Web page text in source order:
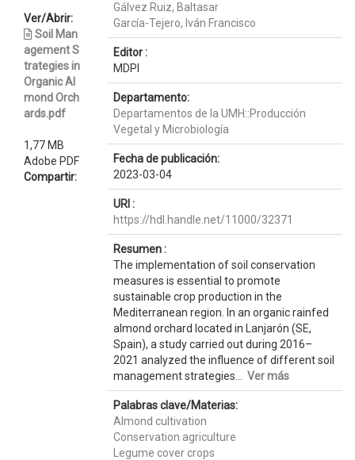
Ver/Abrir:
Soil Man
agement S
trategies in
Organic Al
mond Orch
ards.pdf
1,77 MB
Adobe PDF
Compartir:
Gálvez Ruiz, Baltasar
García-Tejero, Iván Francisco
Editor :
MDPI
Departamento:
Departamentos de la UMH::Producción
Vegetal y Microbiología
Fecha de publicación:
2023-03-04
URI :
https://hdl.handle.net/11000/32371
Resumen :
The implementation of soil conservation
measures is essential to promote
sustainable crop production in the
Mediterranean region. In an organic rainfed
almond orchard located in Lanjarón (SE,
Spain), a study carried out during 2016–
2021 analyzed the influence of different soil
management strategies... Ver más
Palabras clave/Materias:
Almond cultivation
Conservation agriculture
Legume cover crops